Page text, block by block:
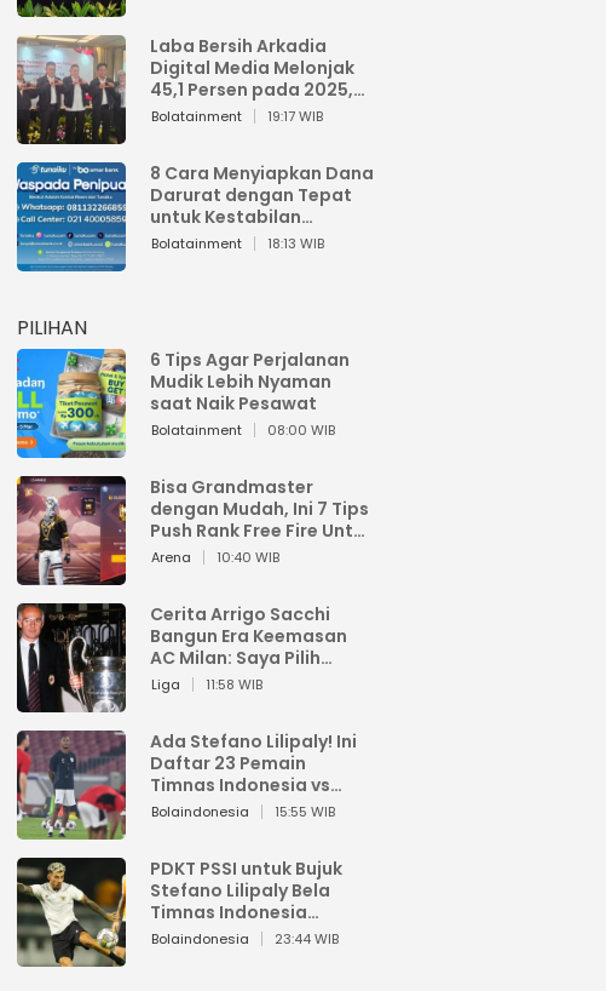
Laba Bersih Arkadia
Digital Media Melonjak
45,1 Persen pada 2025,
Sentuh Rp1,76 Miliar
Bolatainment 19:17 WIB
8 Cara Menyiapkan Dana
Darurat dengan Tepat
untuk Kestabilan
Keuangan
Bolatainment 18:13 WIB
PILIHAN
6 Tips Agar Perjalanan
Mudik Lebih Nyaman
saat Naik Pesawat
Bolatainment 08:00 WIB
Bisa Grandmaster
dengan Mudah, Ini 7 Tips
Push Rank Free Fire Untuk
Pemula
Arena 10:40 WIB
Cerita Arrigo Sacchi
Bangun Era Keemasan
AC Milan: Saya Pilih
Pemain dari Isi Otaknya
Liga 11:58 WIB
Ada Stefano Lilipaly! Ini
Daftar 23 Pemain
Timnas Indonesia vs
China
Bolaindonesia 15:55 WIB
PDKT PSSI untuk Bujuk
Stefano Lilipaly Bela
Timnas Indonesia
Berakhir Berantakan
Bolaindonesia 23:44 WIB